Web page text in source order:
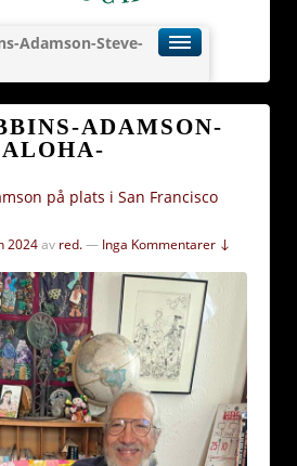
Adamson-Steve-
ADAMSON-
på plats i San Francisco
2024av red.— Inga Kommentarer ↓